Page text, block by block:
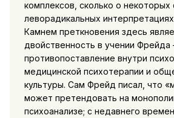
комплексов, сколько о
леворадикальных
Камнем преткновения здесь
двойственность в учении
противопоставление внутри
медицинской психотерапии и
культуры. Сам Фрейд писал, что
может пре­тендовать на
психоанализе; с недавнего